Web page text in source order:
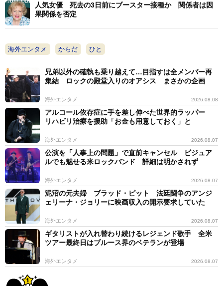
人気女優 死去の3日前にブースター接種か 関係者は因
果関係を否定
海外エンタメ からだ ひと
兄弟以外の確執も乗り越えて…目指すは全メンバー再
集結 ロックの殿堂入りのオアシス まさかの企画
海外エンタメ 2026.08.08
アルコール依存症に手を差し伸べた世界的ラッパー
リハビリ治療を援助「お金も用意しておく」と
海外エンタメ 2026.08.07
公演を「人事上の問題」で直前キャンセル ビジュア
ルでも魅せる米ロックバンド 詳細は明かされず
海外エンタメ 2026.08.07
泥沼の元夫婦 ブラッド・ピット 法廷闘争のアンジ
ェリーナ・ジョリーに映画収入の開示要求していた
海外エンタメ 2026.08.07
ギタリストが入れ替わり続けるレジェンド歌手 全米
ツアー最終日はブルース界のベテランが登場
海外エンタメ 2026.08.07